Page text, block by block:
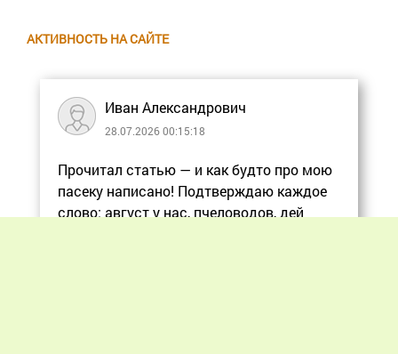
АКТИВНОСТЬ НА САЙТЕ
Иван Александрович
28.07.2026 00:15:18
Прочитал статью — и как будто про мою
пасеку написано! Подтверждаю каждое
слово: август у нас, пчеловодов, дей